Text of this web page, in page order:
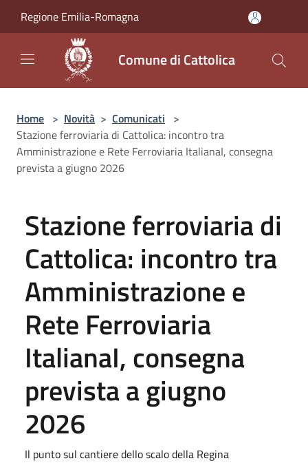
Regione Emilia-Romagna
Comune di Cattolica
Home > Novità > Comunicati >
Stazione ferroviaria di Cattolica: incontro tra
Amministrazione e Rete Ferroviaria ItalianaI, consegna
prevista a giugno 2026
Stazione ferroviaria di
Cattolica: incontro tra
Amministrazione e
Rete Ferroviaria
ItalianaI, consegna
prevista a giugno
2026
Il punto sul cantiere dello scalo della Regina